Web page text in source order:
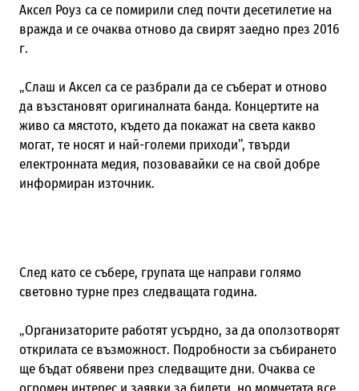
Аксел Роуз са се помирили след почти десетилетие на
вражда и се очаква отново да свирят заедно през 2016
г.
„Слаш и Аксел са се разбрали да се съберат и отново
да възстановят оригиналната банда. Концертите на
живо са мястото, където да покажат на света какво
могат, те носят и най-големи приходи”, твърди
електронната медия, позовавайки се на свой добре
информиран източник.
След като се събере, групата ще направи голямо
световно турне през следващата година.
„Организаторите работят усърдно, за да оползотворят
открилата се възможност. Подробности за събирането
ще бъдат обявени през следващите дни. Очаква се